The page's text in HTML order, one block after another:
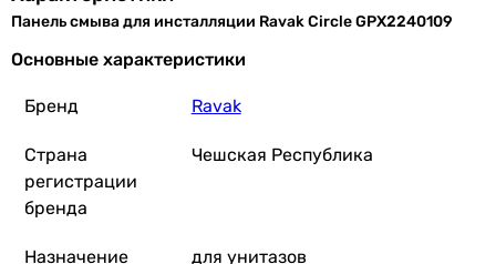
1 190грн
Панель смыва для инсталляции Ravak Circle GPX2240109
Основные характеристики
Бренд Ravak
Страна
регистрации
бренда
Чешская Республика
Назначение для унитазов